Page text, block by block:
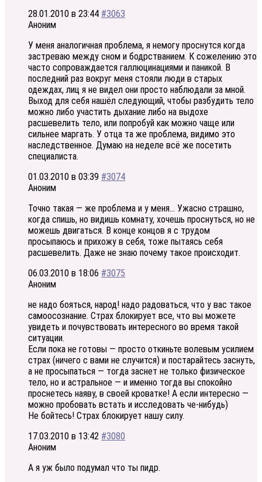
28.01.2010 в 23:44 #3063
Аноним
У меня аналогичная проблема, я немогу проснутся когда
застреваю между сном и бодрстванием. К сожелению это
часто сопроваждается галлюцинациями и паникой. В
последний раз вокруг меня стояли люди в старых
одеждах, лиц я не видел они просто наблюдали за мной.
Выход для себя нашёл следующий, чтобы разбудить тело
можно либо участить дыхание либо на выдохе
расшевелить тело, или попробуй как можно чаще или
сильнее маргать. У отца та же проблема, видимо это
наследственное. Думаю на неделе всё же посетить
специалиста.
01.03.2010 в 03:39 #3074
Аноним
Точно такая — же проблема и у меня… Ужасно страшно,
когда спишь, но видишь комнату, хочешь проснуться, но не
можешь двигаться. В конце концов я с трудом
просыпаюсь и прихожу в себя, тоже пытаясь себя
расшевелить. Даже не знаю почему такое происходит.
06.03.2010 в 18:06 #3075
Аноним
не надо бояться, народ! надо радоваться, что у вас такое
самоосознание. Страх блокирует все, что вы можете
увидеть и почувствовать интересного во время такой
ситуации.
Если пока не готовы — просто откиньте волевым усилием
страх (ничего с вами не случится) и постарайтесь заснуть,
а не просыпаться — тогда заснет не только физическое
тело, но и астральное — и именно тогда вы спокойно
проснетесь наяву, в своей кроватке! А если интересно —
можно пробовать встать и исследовать че-нибудь)
Не бойтесь! Страх блокирует нашу силу.
17.03.2010 в 13:42 #3080
Аноним
А я уж было подумал что ты пидр.